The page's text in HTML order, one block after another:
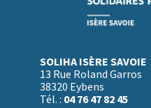
SOLIHA ISÈRE SAVOIE
13 Rue Roland Garros
38320 Eybens
Tél. : 04 76 47 82 45